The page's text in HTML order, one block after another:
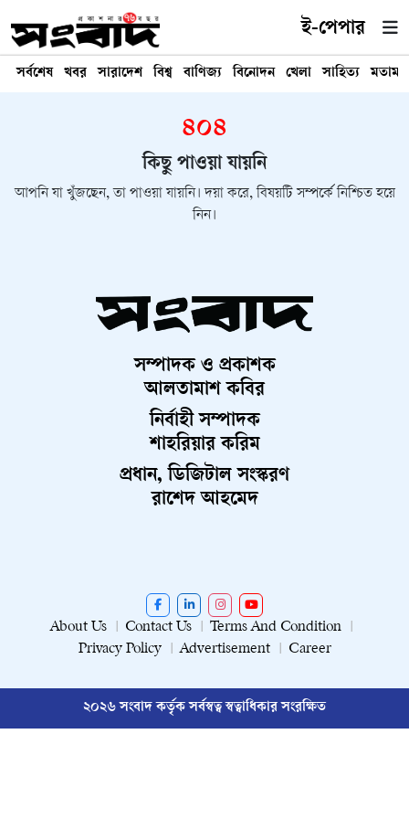
ই-পেপার
সর্বশেষ খবর সারাদেশ বিশ্ব বাণিজ্য বিনোদন খেলা সাহিত্য মতামত
৪০৪
কিছু পাওয়া যায়নি
আপনি যা খুঁজছেন, তা পাওয়া যায়নি। দয়া করে, বিষয়টি সম্পর্কে নিশ্চিত হয়ে
নিন।
সম্পাদক ও প্রকাশক
আলতামাশ কবির
নির্বাহী সম্পাদক
শাহরিয়ার করিম
প্রধান, ডিজিটাল সংস্করণ
রাশেদ আহমেদ
About Us Contact Us
Terms And Condition
Privacy Policy
Advertisement Career
২০২৬ সংবাদ কর্তৃক সর্বস্বত্ব স্বত্বাধিকার সংরক্ষিত